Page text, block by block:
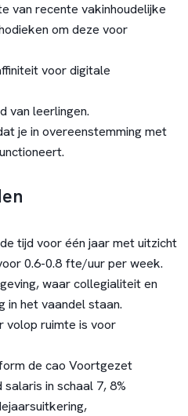
van recente vakinhoudelijke
om deze voor
voor digitale
van leerlingen.
je in overeenstemming met
tijd voor één jaar met uitzicht
0.6-0.8 fte/uur per week.
waar collegialiteit en
in het vaandel staan.
volop ruimte is voor
de cao Voortgezet
in schaal 7, 8%